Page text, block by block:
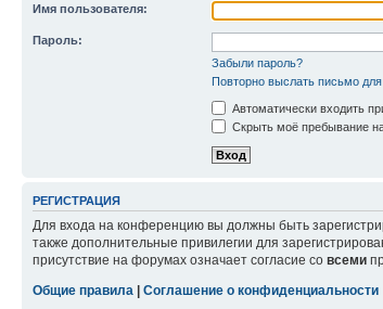
Имя пользователя:
Пароль:
Забыли пароль?
Повторно выслать письмо для
Автоматически входить
Скрыть моё пребывание
РЕГИСТРАЦИЯ
Для входа на конференцию вы должны быть
также дополнительные привилегии для
присутствие на форумах означает согласие со всеми
Общие правила
Соглашение о конфиденциальности